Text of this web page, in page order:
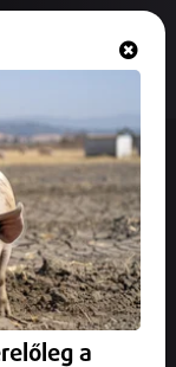
visszaállítani
a